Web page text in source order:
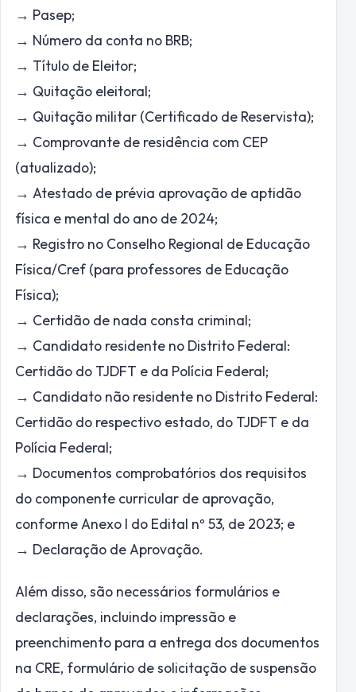
→ Pasep;
→ Número da conta no BRB;
→ Título de Eleitor;
→ Quitação eleitoral;
→ Quitação militar (Certificado de Reservista);
→ Comprovante de residência com CEP
(atualizado);
→ Atestado de prévia aprovação de aptidão
física e mental do ano de 2024;
→ Registro no Conselho Regional de Educação
Física/Cref (para professores de Educação
Física);
→ Certidão de nada consta criminal;
→ Candidato residente no Distrito Federal:
Certidão do TJDFT e da Polícia Federal;
→ Candidato não residente no Distrito Federal:
Certidão do respectivo estado, do TJDFT e da
Polícia Federal;
→ Documentos comprobatórios dos requisitos
do componente curricular de aprovação,
conforme Anexo I do Edital nº 53, de 2023; e
→ Declaração de Aprovação.
Além disso, são necessários formulários e
declarações, incluindo impressão e
preenchimento para a entrega dos documentos
na CRE, formulário de solicitação de suspensão